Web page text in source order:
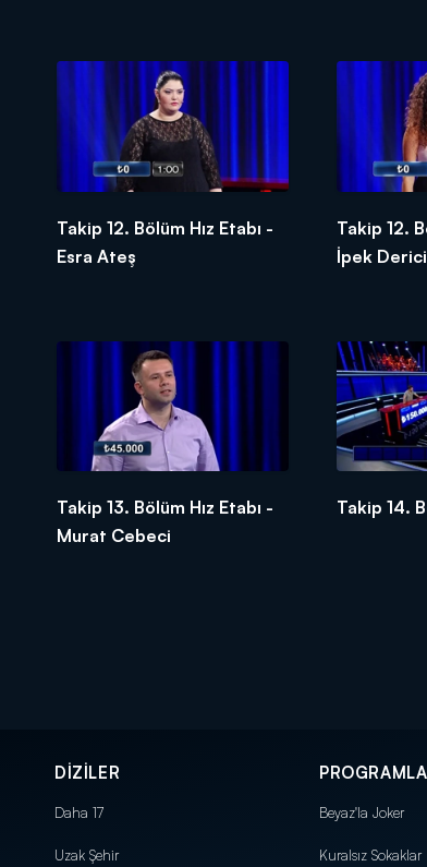
Takip 12. Bölüm Hız Etabı -
Esra Ateş
Takip 12.
İpek Derici
Takip 13. Bölüm Hız Etabı -
Murat Cebeci
Takip 14.
DİZİLER
Daha 17
Uzak Şehir
Beyaz'la Joker
Kuralsız Sokaklar